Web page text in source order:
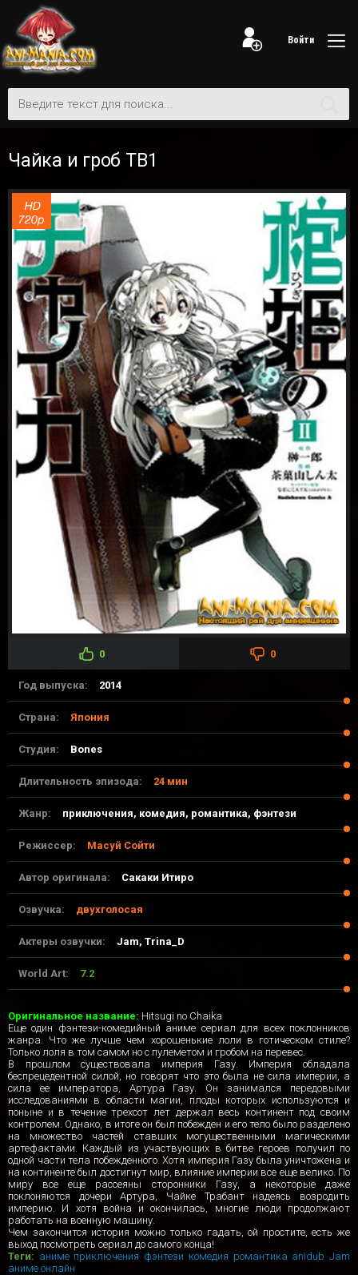
Войти
Чайка и гроб ТВ1
0 0
Год выпуска: 2014
Страна: Япония
Студия: Bones
Длительность эпизода: 24 мин
Жанр: приключения, комедия, романтика, фэнтези
Режиссер: Масуй Сойти
Автор оригинала: Сакаки Итиро
Озвучка: двухголосая
Актеры озвучки: Jam, Trina_D
World Art:
7.2
Оригинальное название: Hitsugi no Chaika
Еще один фэнтези-комедийный аниме сериал для всех поклонников
жанра. Что же лучше чем хорошенькие лоли в готическом стиле?
Только лоля в том самом но с пулеметом и гробом на перевес.
В прошлом существовала империя Газу. Империя обладала
беспрецедентной силой, но говорят что это была не сила империи, а
сила ее императора, Артура Газу. Он занимался передовыми
исследованиями в области магии, плоды которых используются и
поныне и в течение трехсот лет держал весь континент под своим
контролем. Однако, в итоге он был побежден и его тело было разделено
на множество частей ставших могущественными магическими
артефактами. Каждый из участвующих в битве героев получил по
одной части тела побежденного. Хотя империя Газу была уничтожена и
на континенте был достигнут мир, влияние империи все еще велико. По
миру все еще рассеяны сторонники Газу, а некоторые даже
поклоняются дочери Артура, Чайке Трабант надеясь возродить
империю. И хотя война и окончилась, многие люди продолжают
работать на военную машину.
Чем закончится история можно только гадать, ой простите, есть же
выход посмотреть сериал до самого конца!
Теги: аниме приключения фэнтези комедия романтика anidub Jam
аниме онлайн